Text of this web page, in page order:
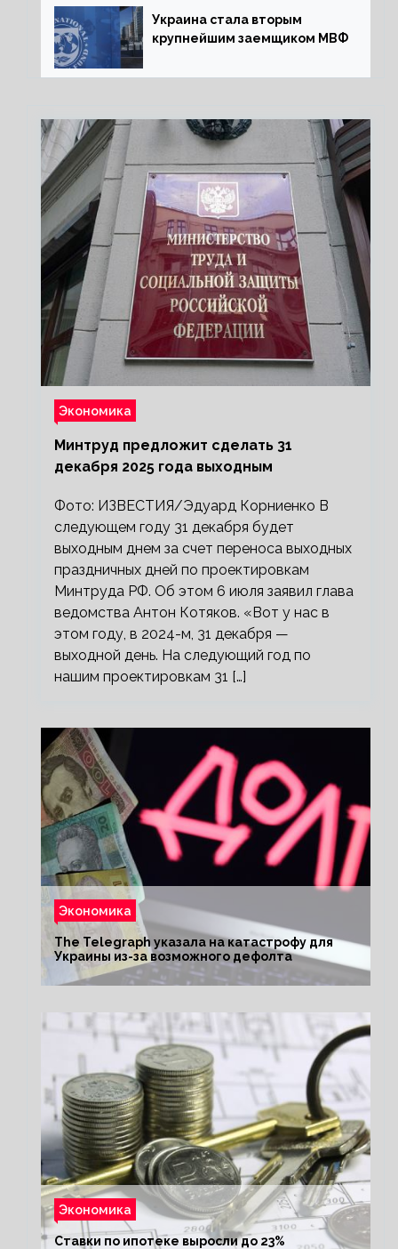
Украина стала вторым
крупнейшим заемщиком МВФ
Экономика
Минтруд предложит сделать 31
декабря 2025 года выходным
Фото: ИЗВЕСТИЯ/Эдуард Корниенко В
следующем году 31 декабря будет
выходным днем за счет переноса выходных
праздничных дней по проектировкам
Минтруда РФ. Об этом 6 июля заявил глава
ведомства Антон Котяков. «Вот у нас в
этом году, в 2024-м, 31 декабря —
выходной день. На следующий год по
нашим проектировкам 31 […]
Экономика
The Telegraph указала на катастрофу для
Украины из-за возможного дефолта
Экономика
Ставки по ипотеке выросли до 23%